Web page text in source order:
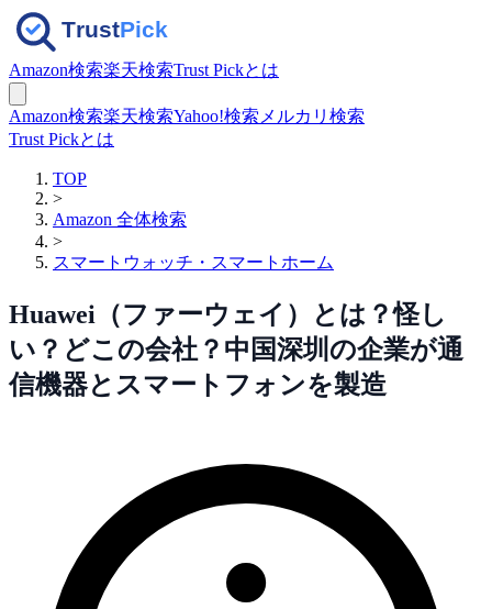
Amazon検索楽天検索Trust Pickとは
Amazon検索楽天検索Yahoo!検索 メルカリ検索
Trust Pickとは
TOP
>
Amazon 全体検索
>
スマートウォッチ・スマートホーム
Huawei（ファーウェイ）とは？怪し
い？どこの会社？中国深圳の企業が通
信機器とスマートフォンを製造